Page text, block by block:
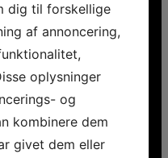
dig til forskellige
af annoncering,
oplysninger
og
kombinere dem
givet dem eller